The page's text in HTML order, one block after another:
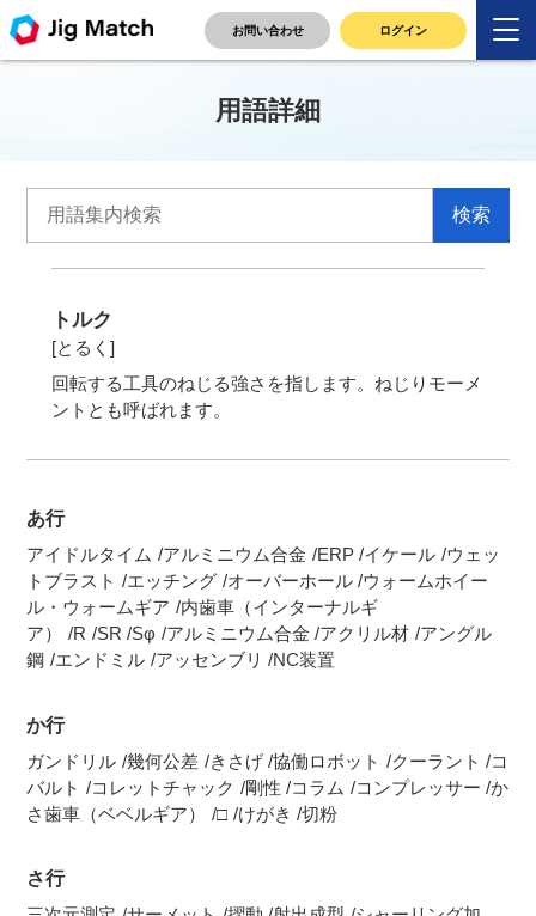
お問い合わせ ログイン
用語詳細
トルク
[とるく]
回転する工具のねじる強さを指します。ねじりモーメ
ントとも呼ばれます。
あ行
アイドルタイム アルミニウム合金 ERP イケール ウェッ
トブラスト
エッチング オーバーホール ウォームホイー
ル・ウォームギア 内歯車（インターナルギ
ア）
R SR Sφ アルミニウム合金 アクリル材 アングル
鋼 エンドミル アッセンブリ NC装置
か行
ガンドリル 幾何公差 きさげ 協働ロボット クーラント
コ
バルト
コレットチャック 剛性 コラム コンプレッサー か
さ歯車（ベベルギア）
□ けがき 切粉
さ行